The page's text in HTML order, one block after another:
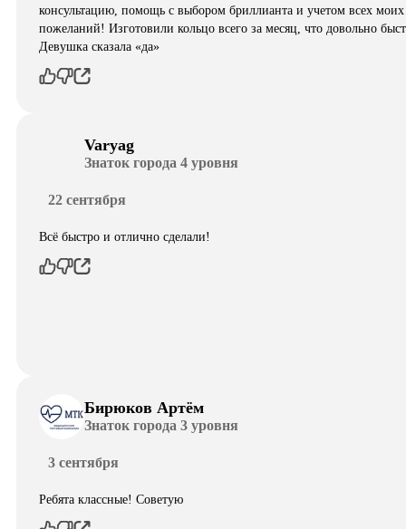
консультацию, помощь с выбором бриллианта и учетом всех моих
пожеланий! Изготовили кольцо всего за месяц, что довольно
Девушка сказала «да»
Varyag
Знаток города 4 уровня
22 сентября
Всё быстро и отлично сделали!
Бирюков Артём
Знаток города 3 уровня
3 сентября
Ребята классные! Советую